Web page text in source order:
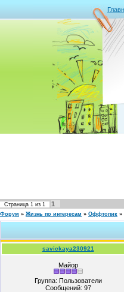
Страница 1 из 1 1
Форум » Жизнь по интересам » Оффтопик »
savickaya230921
Майор
Группа: Пользователи
Сообщений: 97